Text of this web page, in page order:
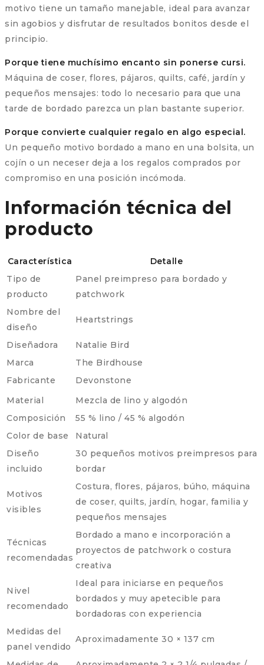
motivo tiene un tamaño manejable, ideal para avanzar
sin agobios y disfrutar de resultados bonitos desde el
principio.
Porque tiene muchísimo encanto sin ponerse cursi.
Máquina de coser, flores, pájaros, quilts, café, jardín y
pequeños mensajes: todo lo necesario para que una
tarde de bordado parezca un plan bastante superior.
Porque convierte cualquier regalo en algo especial.
Un pequeño motivo bordado a mano en una bolsita, un
cojín o un neceser deja a los regalos comprados por
compromiso en una posición incómoda.
Información técnica del
producto
Característica
Detalle
Tipo de
producto
Panel preimpreso para bordado y
patchwork
Nombre del
diseño
Heartstrings
Diseñadora
Natalie Bird
Marca
The Birdhouse
Fabricante
Devonstone
Material
Mezcla de lino y algodón
Composición
55 % lino / 45 % algodón
Color de base
Natural
Diseño
incluido
30 pequeños motivos preimpresos para
bordar
Motivos
visibles
Costura, flores, pájaros, búho, máquina
de coser, quilts, jardín, hogar, familia y
pequeños mensajes
Técnicas
recomendadas
Bordado a mano e incorporación a
proyectos de patchwork o costura
creativa
Nivel
recomendado
Ideal para iniciarse en pequeños
bordados y muy apetecible para
bordadoras con experiencia
Medidas del
panel vendido
Aproximadamente 30 × 137 cm